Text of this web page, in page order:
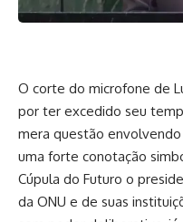
O corte do microfone de
por ter excedido seu
mera questão
uma forte conotação
Cúpula do Futuro o
da ONU e de suas